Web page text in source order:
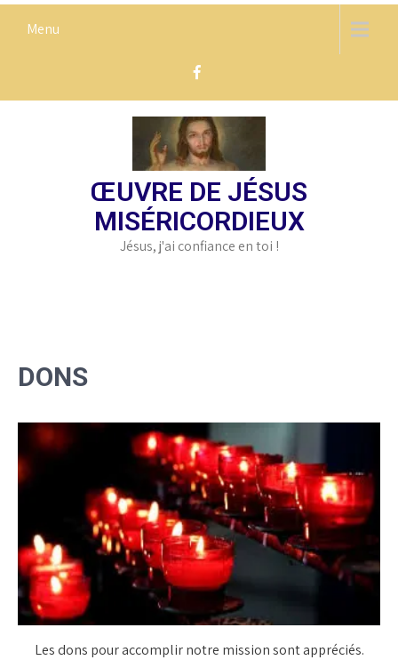
Menu
ŒUVRE DE JÉSUS
MISÉRICORDIEUX
Jésus, j'ai confiance en toi !
DONS
Les dons pour accomplir notre mission sont appréciés.